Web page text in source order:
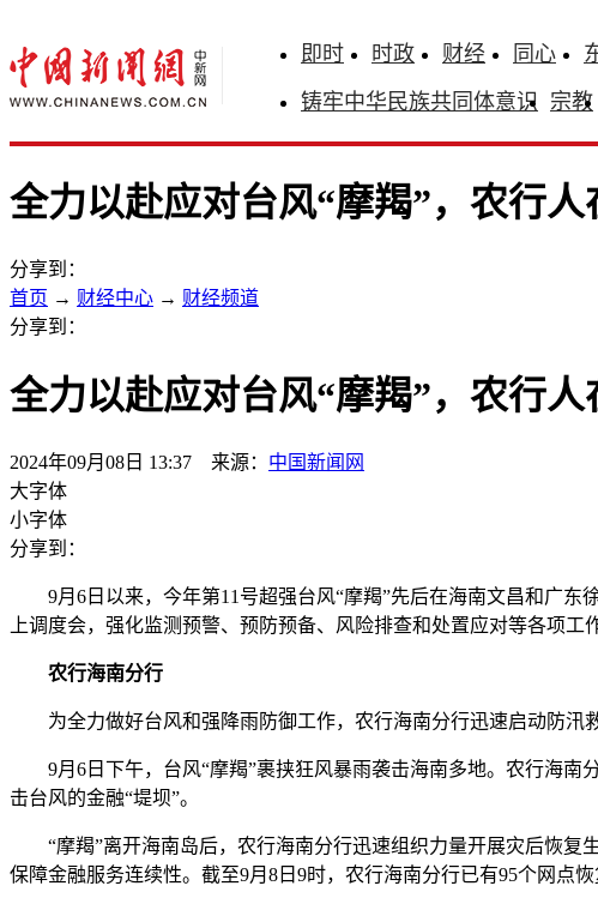
即时 时政 财经 同心
铸牢中华民族共同体意识 宗教
全力以赴应对台风“摩羯”，农行人
分享到：
首页 → 财经中心 → 财经频道
分享到：
全力以赴应对台风“摩羯”，农行人
2024年09月08日 13:37 来源： 中国新闻网
大字体
小字体
分享到：
9月6日以来，今年第11号超强台风“摩羯”先后在海南文昌和广东
上调度会，强化监测预警、预防预备、风险排查和处置应对等各项工
农行海南分行
为全力做好台风和强降雨防御工作，农行海南分行迅速启动防汛
9月6日下午，台风“摩羯”裹挟狂风暴雨袭击海南多地。农行海南
击台风的金融“堤坝”。
“摩羯”离开海南岛后，农行海南分行迅速组织力量开展灾后恢复
保障金融服务连续性。截至9月8日9时，农行海南分行已有95个网点恢